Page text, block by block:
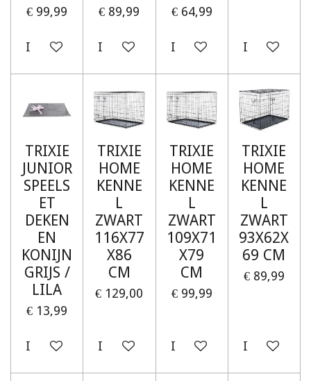
€ 99,99
In winkelwagen
€ 89,99
In winkelwagen
€ 64,99
In winkelwagen
In
TRIXIE
JUNIOR
SPEELS
ET
DEKEN
EN
KONIJN
GRIJS /
LILA
€ 13,99
In winkelwagen
TRIXIE
HOME
KENNE
L
ZWART
116X77
X86
CM
€ 129,00
In winkelwagen
TRIXIE
HOME
KENNE
L
ZWART
109X71
X79
CM
€ 99,99
In winkelwagen
TRIXIE
HOME
KENNE
L
ZWART
93X62X
69 CM
€ 89,99
In